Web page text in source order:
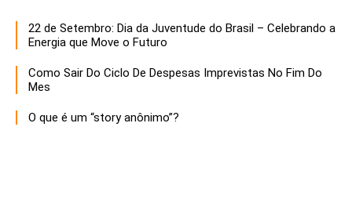
22 de Setembro: Dia da Juventude do Brasil – Celebrando a
Energia que Move o Futuro
Como Sair Do Ciclo De Despesas Imprevistas No Fim Do
Mes
O que é um “story anônimo”?